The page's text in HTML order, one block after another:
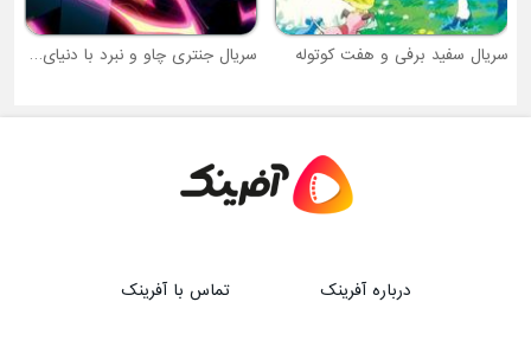
سریال سفید برفی و هفت کوتوله سریال جنتری چاو و نبرد با دنیای تاریک
درباره آفرینک تماس با آفرینک